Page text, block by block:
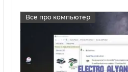
Все про компьютер